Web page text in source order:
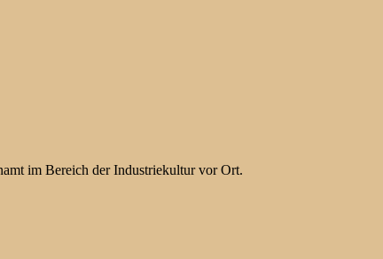
im Bereich der Industriekultur vor Ort.